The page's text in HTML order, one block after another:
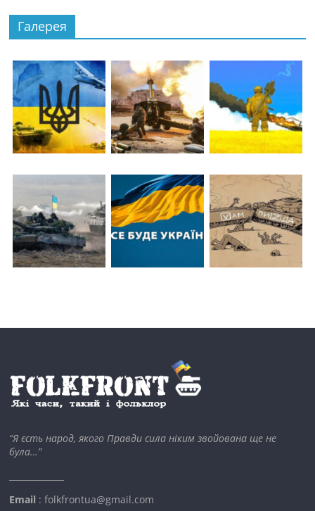
Галерея
“Я єсть народ, якого Правди сила ніким звойована ще не
була…”
Email : folkfrontua@gmail.com